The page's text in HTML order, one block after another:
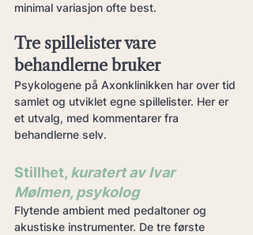
minimal variasjon ofte best.
Tre spillelister våre
behandlerne bruker
Psykologene på Axonklinikken har over tid
samlet og utviklet egne spillelister. Her er
et utvalg, med kommentarer fra
behandlerne selv.
Stillhet, kuratert av Ivar
Mølmen, psykolog
Flytende ambient med pedaltoner og
akustiske instrumenter. De tre første